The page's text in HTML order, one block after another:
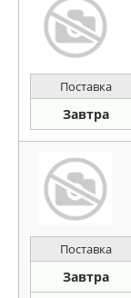
Поставка
Завтра
Поставка
Завтра